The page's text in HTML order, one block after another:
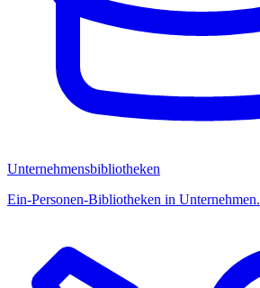
Unternehmensbibliotheken
Ein-Personen-Bibliotheken in Unternehmen.